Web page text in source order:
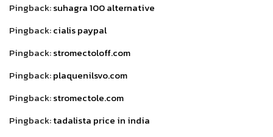
Pingback:suhagra 100 alternative
Pingback:cialis paypal
Pingback:stromectoloff.com
Pingback:plaquenilsvo.com
Pingback:stromectole.com
Pingback:tadalista price in india